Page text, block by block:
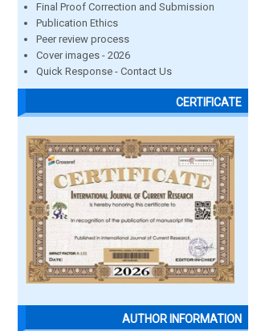
Final Proof Correction and Submission
Publication Ethics
Peer review process
Cover images - 2026
Quick Response - Contact Us
CERTIFICATE
AUTHOR INFORMATION